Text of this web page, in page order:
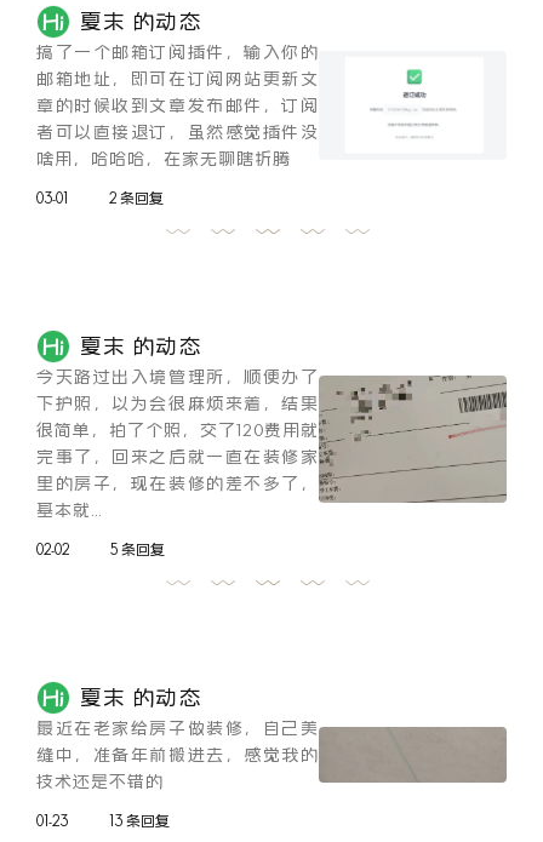
夏末 的动态
搞了一个邮箱订阅插件，输入你的
邮箱地址，即可在订阅网站更新文
章的时候收到文章发布邮件，订阅
者可以直接退订，虽然感觉插件没
啥用，哈哈哈，在家无聊瞎折腾
03-01 2 条回复
夏末 的动态
今天路过出入境管理所，顺便办了
下护照，以为会很麻烦来着，结果
很简单，拍了个照，交了120费用就
完事了，回来之后就一直在装修家
里的房子，现在装修的差不多了，
基本就...
02-02 5 条回复
夏末 的动态
最近在老家给房子做装修，自己美
缝中，准备年前搬进去，感觉我的
技术还是不错的
01-23 13 条回复